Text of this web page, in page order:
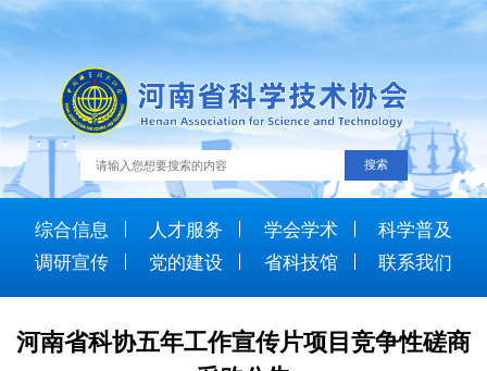
综合信息 人才服务 学会学术
科学普及
调研宣传
党的建设 省科技馆 联系我们
河南省科协五年工作宣传片项目竞争性磋商